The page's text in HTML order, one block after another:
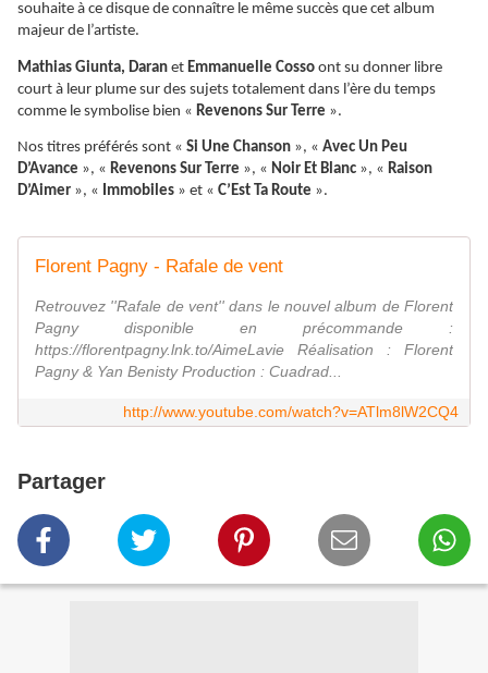
souhaite à ce disque de connaître le même succès que cet album
majeur de l’artiste.
Mathias Giunta, Daran et Emmanuelle Cosso ont su donner libre
court à leur plume sur des sujets totalement dans l’ère du temps
comme le symbolise bien « Revenons Sur Terre ».
Nos titres préférés sont « Si Une Chanson », « Avec Un Peu
D’Avance », « Revenons Sur Terre », « Noir Et Blanc », « Raison
D’Aimer », « Immobiles » et « C’Est Ta Route ».
Florent Pagny - Rafale de vent
Retrouvez ''Rafale de vent'' dans le nouvel album de Florent
Pagny disponible en précommande :
https://florentpagny.lnk.to/AimeLavie Réalisation : Florent
Pagny & Yan Benisty Production : Cuadrad...
http://www.youtube.com/watch?v=ATlm8lW2CQ4
Partager